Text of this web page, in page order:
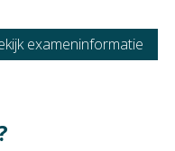
exameninformatie